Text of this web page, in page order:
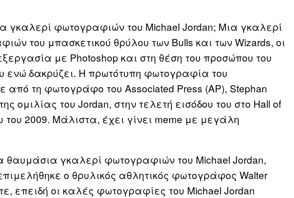
γκαλερί φωτογραφιών του Michael Jordan; Μια γκαλερί
του μπασκετικού θρύλου των Bulls και των Wizards, οι
με Photoshop και στη θέση του προσώπου του
ενώ δακρύζει. Η πρωτότυπη φωτογραφία του
από τη φωτογράφο του Associated Press (AP), Stephan
ομιλίας του Jordan, στην τελετή εισόδου του στο Hall of
του 2009. Μάλιστα, έχει γίνει meme με μεγάλη
θαυμάσια γκαλερί φωτογραφιών του Michael Jordan,
ο θρυλικός αθλητικός φωτογράφος Walter
επειδή οι καλές φωτογραφίες του Michael Jordan